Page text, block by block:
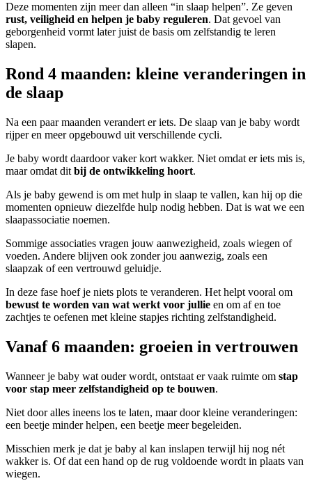
Deze momenten zijn meer dan alleen “in slaap helpen”. Ze geven
rust, veiligheid en helpen je baby reguleren. Dat gevoel van
geborgenheid vormt later juist de basis om zelfstandig te leren
slapen.
Rond 4 maanden: kleine veranderingen in
de slaap
Na een paar maanden verandert er iets. De slaap van je baby wordt
rijper en meer opgebouwd uit verschillende cycli.
Je baby wordt daardoor vaker kort wakker. Niet omdat er iets mis is,
maar omdat dit bij de ontwikkeling hoort.
Als je baby gewend is om met hulp in slaap te vallen, kan hij op die
momenten opnieuw diezelfde hulp nodig hebben. Dat is wat we een
slaapassociatie noemen.
Sommige associaties vragen jouw aanwezigheid, zoals wiegen of
voeden. Andere blijven ook zonder jou aanwezig, zoals een
slaapzak of een vertrouwd geluidje.
In deze fase hoef je niets plots te veranderen. Het helpt vooral om
bewust te worden van wat werkt voor jullie en om af en toe
zachtjes te oefenen met kleine stapjes richting zelfstandigheid.
Vanaf 6 maanden: groeien in vertrouwen
Wanneer je baby wat ouder wordt, ontstaat er vaak ruimte om stap
voor stap meer zelfstandigheid op te bouwen.
Niet door alles ineens los te laten, maar door kleine veranderingen:
een beetje minder helpen, een beetje meer begeleiden.
Misschien merk je dat je baby al kan inslapen terwijl hij nog nét
wakker is. Of dat een hand op de rug voldoende wordt in plaats van
wiegen.